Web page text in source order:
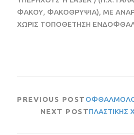
ΦΑΚΟΥ, ΦΑΚΟΘΡΥΨΙΑ), ΜΕ
ΧΩΡΙΣ ΤΟΠΟΘΕΤΗΣΗ
PREVIOUS POST
NEXT POSTΠΛΑΣΤΙΚΗΣ